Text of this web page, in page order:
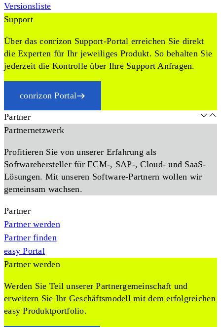
Versionsliste
Support
Über das conrizon Support-Portal erreichen Sie direkt
die Experten für Ihr jeweiliges Produkt. So behalten Sie
jederzeit die Kontrolle über Ihre Support Anfragen.
conrizon Portal
Partner
Partnernetzwerk
Profitieren Sie von unserer Erfahrung als
Softwarehersteller für ECM-, SAP-, Cloud- und SaaS-
Lösungen. Mit unseren Software-Partnern wollen wir
gemeinsam wachsen.
Partner
Partner werden
Partner finden
easy Portal
Partner werden
Werden Sie Teil unserer Partnergemeinschaft und
erweitern Sie Ihr Geschäftsmodell mit dem erfolgreichen
easy Produktportfolio.